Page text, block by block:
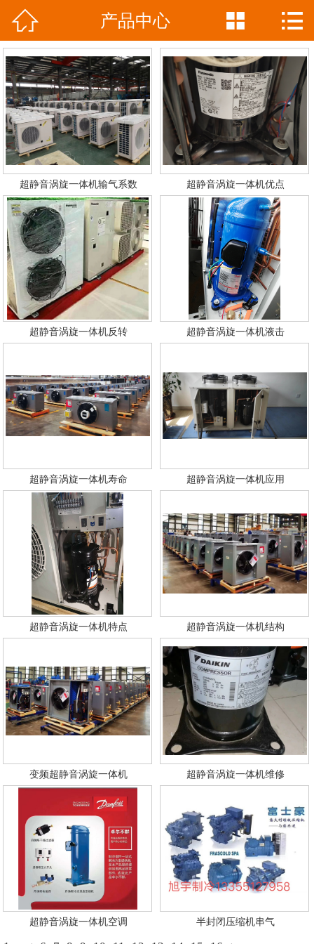
网站首页
产品中心
新闻资讯
工程案例
联系我们
 产品中心  
超静音涡旋一体机输气系数 超静音涡旋一体机优点
超静音涡旋一体机反转 超静音涡旋一体机液击
超静音涡旋一体机寿命 超静音涡旋一体机应用
超静音涡旋一体机特点 超静音涡旋一体机结构
变频超静音涡旋一体机 超静音涡旋一体机维修
超静音涡旋一体机空调 半封闭压缩机串气